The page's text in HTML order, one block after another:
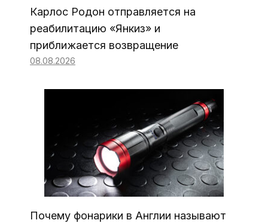
Карлос Родон отправляется на
реабилитацию «Янкиз» и
приближается возвращение
08.08.2026
Почему фонарики в Англии называют